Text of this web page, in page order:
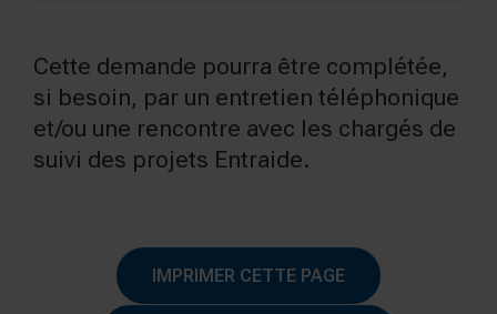
Cette demande pourra être complétée,
si besoin, par un entretien téléphonique
et/ou une rencontre avec les chargés de
suivi des projets Entraide.
IMPRIMER CETTE PAGE